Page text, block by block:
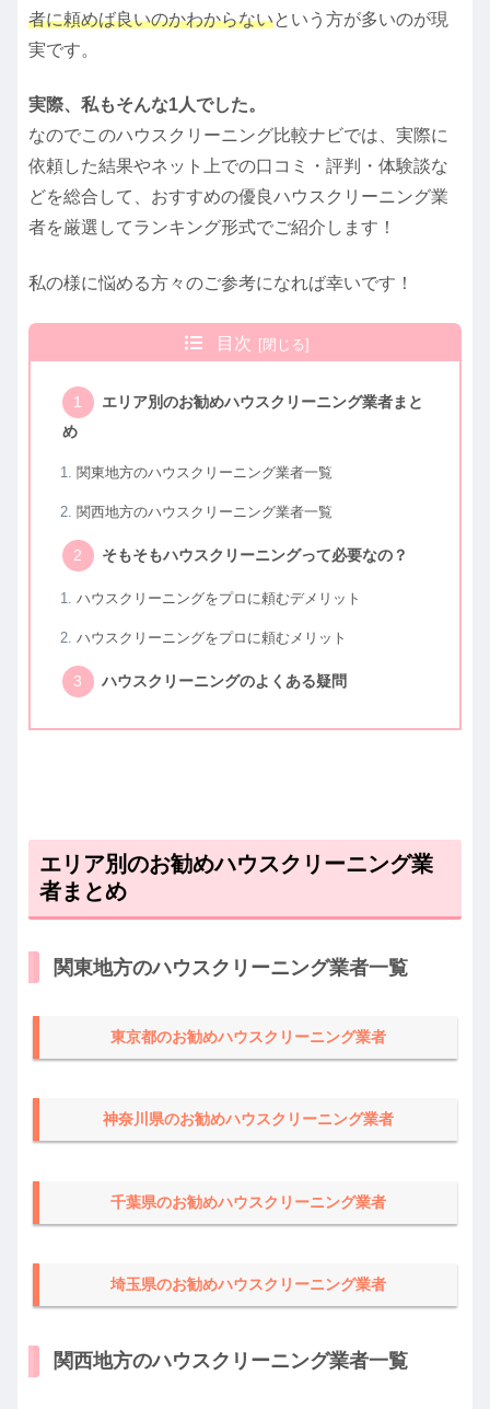
者に頼めば良いのかわからないという方が多いのが現
実です。
実際、私もそんな1人でした。
なのでこのハウスクリーニング比較ナビでは、実際に
依頼した結果やネット上での口コミ・評判・体験談な
どを総合して、おすすめの優良ハウスクリーニング業
者を厳選してランキング形式でご紹介します！
私の様に悩める方々のご参考になれば幸いです！
目次
エリア別のお勧めハウスクリーニング業者まと
め
関東地方のハウスクリーニング業者一覧
関西地方のハウスクリーニング業者一覧
そもそもハウスクリーニングって必要なの？
ハウスクリーニングをプロに頼むデメリット
ハウスクリーニングをプロに頼むメリット
ハウスクリーニングのよくある疑問
エリア別のお勧めハウスクリーニング業
者まとめ
関東地方のハウスクリーニング業者一覧
東京都のお勧めハウスクリーニング業者
神奈川県のお勧めハウスクリーニング業者
千葉県のお勧めハウスクリーニング業者
埼玉県のお勧めハウスクリーニング業者
関西地方のハウスクリーニング業者一覧